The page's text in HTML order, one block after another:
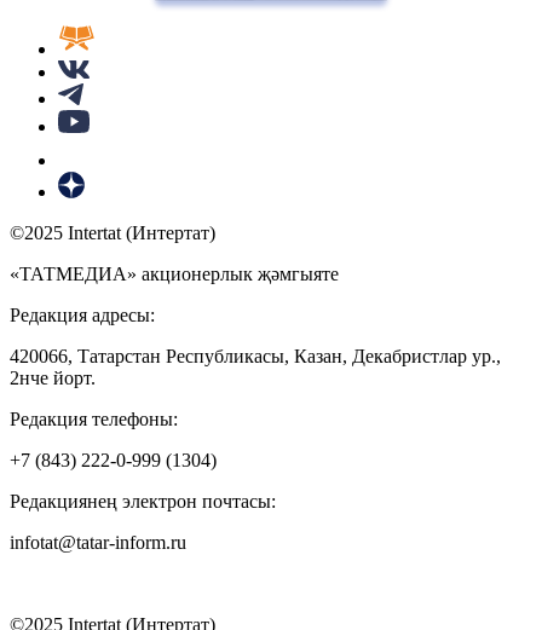
©2025 Intertat (Интертат)
«ТАТМЕДИА» акционерлык җәмгыяте
Редакция адресы:
420066, Татарстан Республикасы, Казан, Декабристлар ур.,
2нче йорт.
Редакция телефоны:
+7 (843) 222-0-999 (1304)
Редакциянең электрон почтасы:
infotat@tatar-inform.ru
©2025 Intertat (Интертат)